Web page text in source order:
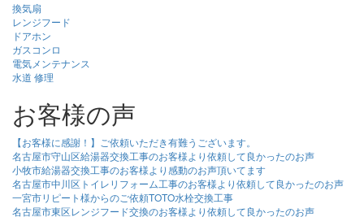
換気扇
レンジフード
ドアホン
ガスコンロ
電気メンテナンス
水道 修理
お客様の声
【お客様に感謝！】ご依頼いただき有難うございます。
名古屋市守山区給湯器交換工事のお客様より依頼して良かったのお声
小牧市給湯器交換工事のお客様より感動のお声頂いてます
名古屋市中川区トイレリフォーム工事のお客様より依頼して良かったのお声
一宮市リピート様からのご依頼TOTO水栓交換工事
名古屋市東区レンジフード交換のお客様より依頼して良かったのお声